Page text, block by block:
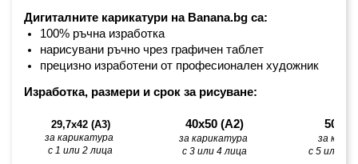
Дигиталните карикатури на Banana.bg са:
100% ръчна изработка
нарисувани ръчно чрез графичен таблет
прецизно изработени от професионален художник
Изработка, размери и срок за рисуване:
29,7x42 (A3)
за карикатура
с 1 или 2 лица
40х50 (А2)
за карикатура
с 3 или 4 лица
за
с 5 или